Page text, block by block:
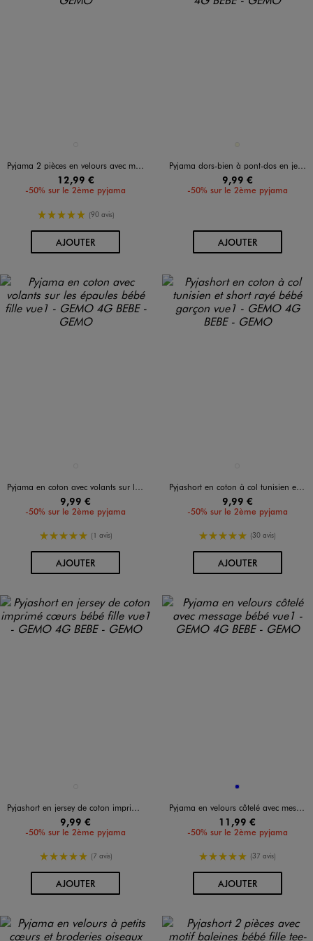
Pyjama 2 pièces en velours avec motif biche brodé bébé fille
12,99 €
-50% sur le 2ème pyjama
5/5 de moyenne
(90 avis)
AJOUTERAU PANIER
Pyjama dors-bien à pont-dos en jersey de coton imprimé bébé
9,99 €
-50% sur le 2ème pyjama
AJOUTERAU PANIER
Pyjama en coton avec volants sur les épaules bébé fille
9,99 €
-50% sur le 2ème pyjama
5/5 de moyenne
(1 avis)
AJOUTERAU PANIER
Pyjashort en coton à col tunisien et short rayé bébé garçon
9,99 €
-50% sur le 2ème pyjama
5/5 de moyenne
(30 avis)
AJOUTERAU PANIER
Pyjashort en jersey de coton imprimé cœurs bébé fille
9,99 €
-50% sur le 2ème pyjama
5/5 de moyenne
(7 avis)
AJOUTERAU PANIER
Disponible en 1 coloris
BLEU
Pyjama en velours côtelé avec message bébé
11,99 €
-50% sur le 2ème pyjama
5/5 de moyenne
(37 avis)
AJOUTERAU PANIER